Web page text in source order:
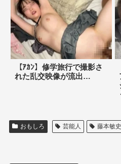
【ｱｶﾝ】修学旅行で撮影さ
れた乱交映像が流出…
おもしろ 芸能人 藤本敏